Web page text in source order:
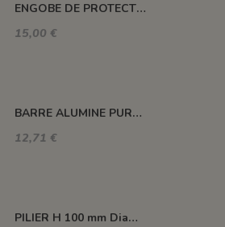
ENGOBE DE PROTECTION POUR LES PLAQUES
15,00 €
BARRE ALUMINE PURE 1400°C L200 X 2 MM
12,71 €
PILIER H 100 mm Diam.43 mm 1350°C